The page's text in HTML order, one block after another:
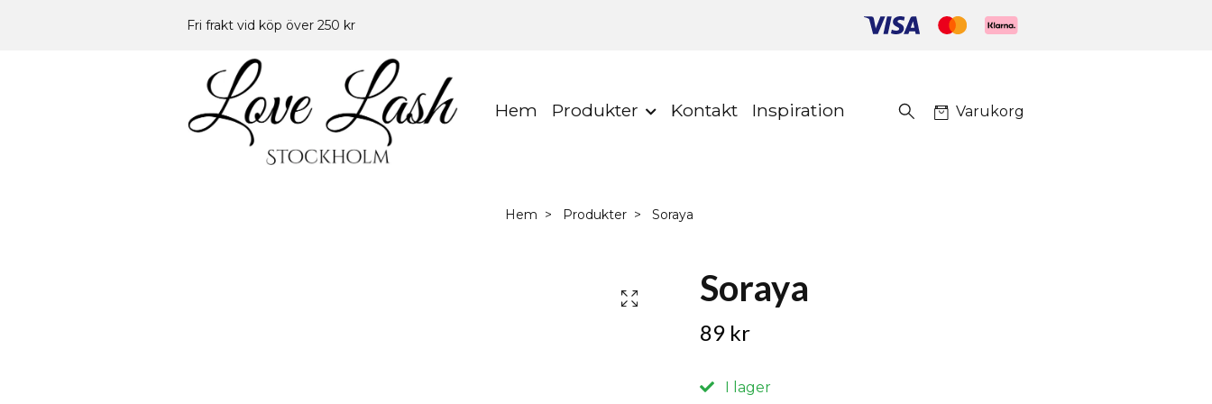
Fri frakt vid köp över 250 kr
Hem Produkter Kontakt Inspiration Varukorg
Hem Produkter Soraya
Soraya
89 kr
I lager